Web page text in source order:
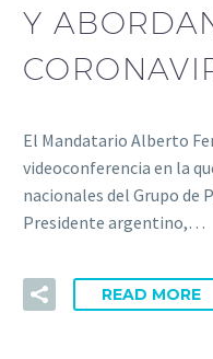
Y
El Mandatario Alberto
videoconferencia en la
nacionales del Grupo de
Presidente argentino,…
READ MORE